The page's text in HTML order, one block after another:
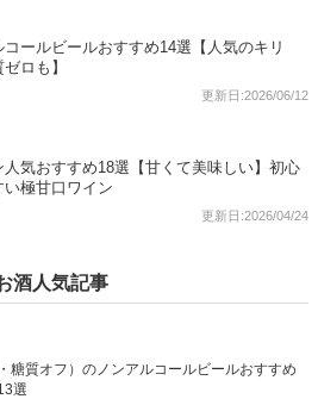
ールビールおすすめ14選【人気のキリ
ロも】
更新日:2026/06/12
気おすすめ18選【甘くて美味しい】初心
極甘口ワイン
更新日:2026/04/24
酒人気記事
糖質オフ）のノンアルコールビールおすすめ
選